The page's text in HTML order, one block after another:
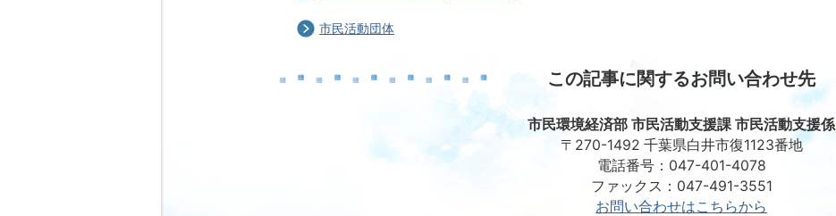
市民活動団体
この記事に関するお問い合わせ先
市民環境経済部 市民活動支援課 市民活動支援係
〒270-1492 千葉県白井市復1123番地
電話番号：047-401-4078
ファックス：047-491-3551
お問い合わせはこちらから